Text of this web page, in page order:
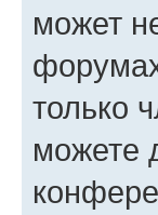
может
только
можете